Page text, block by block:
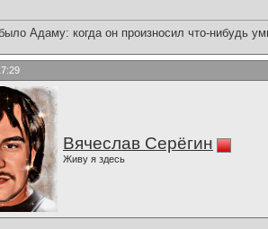
Адаму: когда он произносил что-нибудь
Вячеслав Серёгин
Живу я здесь